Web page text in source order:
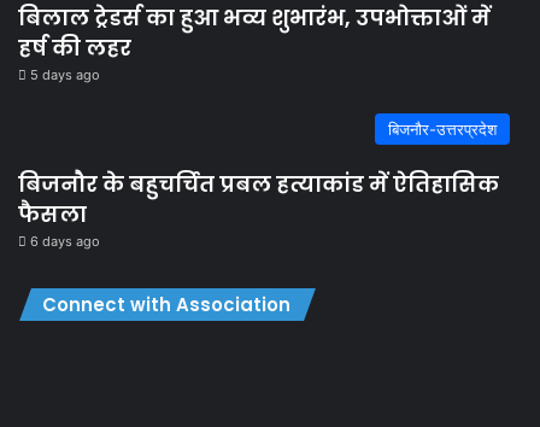
बिलाल ट्रेडर्स का हुआ भव्य शुभारंभ, उपभोक्ताओं में
हर्ष की लहर
5 days ago
बिजनौर-उत्तरप्रदेश
बिजनौर के बहुचर्चित प्रबल हत्याकांड में ऐतिहासिक
फैसला
6 days ago
Connect with Association